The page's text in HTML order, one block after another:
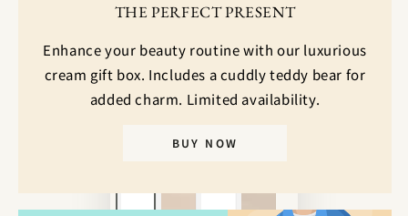
THE PERFECT PRESENT
Enhance your beauty routine with our luxurious
cream gift box. Includes a cuddly teddy bear for
added charm. Limited availability.
BUY NOW